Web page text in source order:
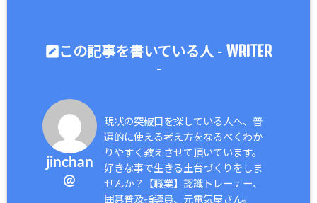
この記事を書いている人 - WRITER
-
jinchan
@
現状の突破口を探している人へ、普
遍的に使える考え方をなるべくわか
りやすく教えさせて頂いています。
好きな事で生きる土台づくりをしま
せんか？【職業】認識トレーナー、
囲碁普及指導員、元電気屋さん。